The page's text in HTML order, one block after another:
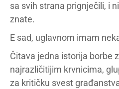
sa svih strana prignječili, i
znate.
E sad, uglavnom imam
Čitava jedna istorija borbe
najrazličitijim krvnicima,
za kritičku svest